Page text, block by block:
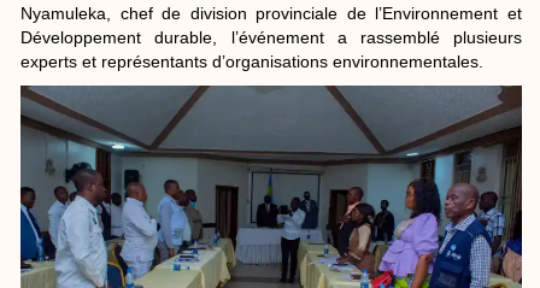
Nyamuleka, chef de division provinciale de l’Environnement et
Développement durable, l’événement a rassemblé plusieurs
experts et représentants d’organisations environnementales.